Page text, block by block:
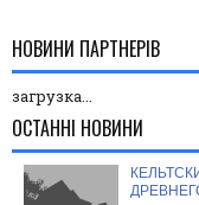
НОВИНИ ПАРТНЕРІВ
загрузка...
ОСТАННІ НОВИНИ